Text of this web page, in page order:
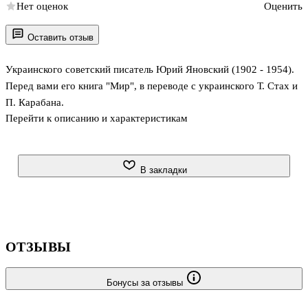
Оставить отзыв
Украинского советский писатель Юрий Яновский (1902 - 1954).
Перед вами его книга "Мир", в переводе с украинского Т. Стах и
П. Карабана.
Перейти к описанию и характеристикам
Нет оценок Оценить
В закладки
ОТЗЫВЫ
Бонусы за отзывы